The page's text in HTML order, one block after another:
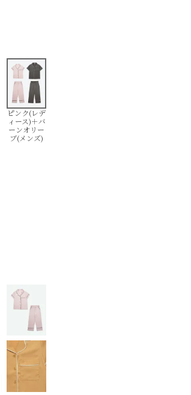
ピンク(レデ
ィース)＋バ
ーンオリー
ブ(メンズ)